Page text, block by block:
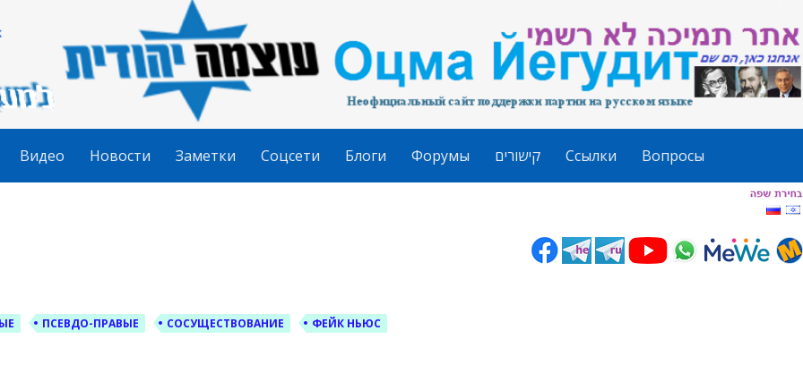
Видео Новости Заметки Соцсети Блоги Форумы קישורים Ссылки Вопросы
ПСЕВДО-ПРАВЫЕ СОСУЩЕСТВОВАНИЕ ФЕЙК НЬЮС